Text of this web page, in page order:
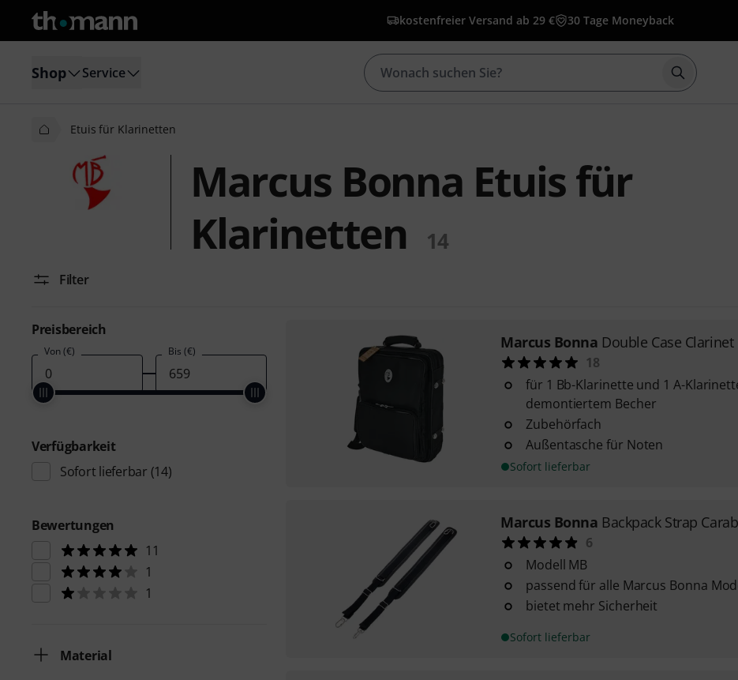
kostenfreier Versand ab 29 € 30 Tage Moneyback
Shop Service Suche
Etuis für Klarinetten
Marcus Bonna Etuis für
Klarinetten
14
Filter
Preisbereich
Von (€) Bis (€)
Verfügbarkeit
Sofort lieferbar (14)
Bewertungen
11
1
1
Material
Marcus Bonna Double Case
18
für 1 Bb-Klarinette und 1 A-
demontiertem Becher
Zubehörfach
Außentasche für Noten
Sofort lieferbar
Marcus Bonna Backpack Strap
6
Modell MB
passend für alle Marcus Bonna
bietet mehr Sicherheit
Sofort lieferbar